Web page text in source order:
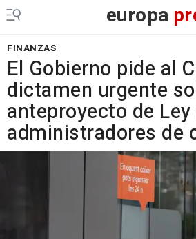
europa
FINANZAS
El Gobierno pide al
dictamen urgente
anteproyecto de Ley
administradores de